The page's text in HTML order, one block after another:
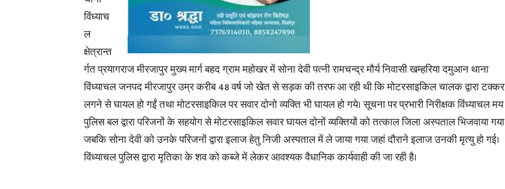
Today
Hindi
विंध्याच
ल
क्षेत्रान्त
र्गत प्रयागराज मीरजापुर मुख्य मार्ग बहद ग्राम महोखर में सोना देवी पत्नी रामचन्द्र मौर्य निवासी खम्हरिया दमुआन थाना
विंध्याचल जनपद मीरजापुर उम्र करीब 48 वर्ष जो खेत से सड़क की तरफ आ रही थी कि मोटरसाइकिल चालक द्वारा टक्कर
लगने से घायल हो गईं तथा मोटरसाइकिल पर सवार दोनो व्यक्ति भी घायल हो गये। सूचना पर प्रभारी निरीक्षक विंध्याचल मय
पुलिस बल द्वारा परिजनों के सहयोग से मोटरसाइकिल सवार घायल दोनों व्यक्तियों को तत्काल जिला अस्पताल भिजवाया गया
जबकि सोना देवी को उनके परिजनों द्वारा इलाज हेतु निजी अस्पताल में ले जाया गया जहां दौराने इलाज उनकी मृत्यु हो गई।
विंध्याचल पुलिस द्वारा मृतिका के शव को कब्जे में लेकर आवश्यक वैधानिक कार्यवाही की जा रही है।